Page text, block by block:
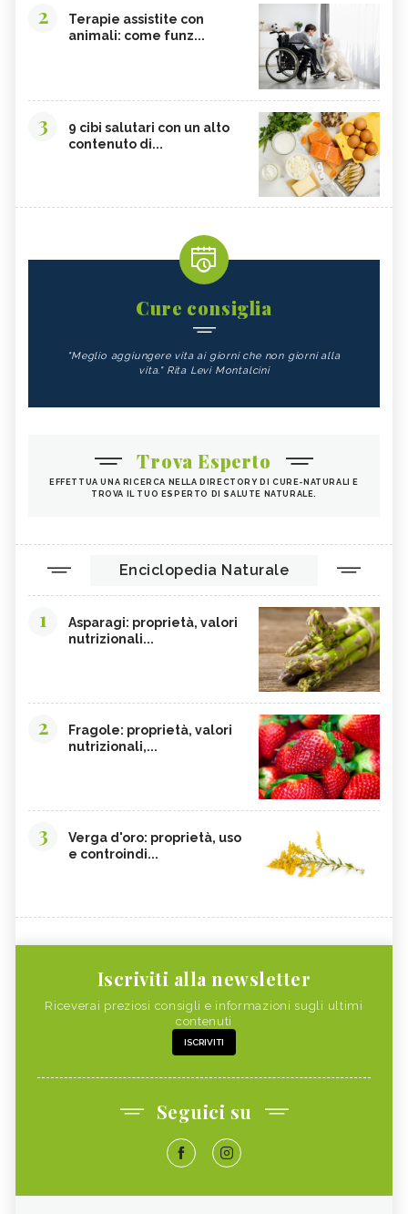
2
Terapie assistite con
animali: come funz...
3
9 cibi salutari con un alto
contenuto di...
Cure consiglia
"Meglio aggiungere vita ai giorni che non giorni alla
vita." Rita Levi Montalcini
Trova Esperto
EFFETTUA UNA RICERCA NELLA DIRECTORY DI CURE-NATURALI E
TROVA IL TUO ESPERTO DI SALUTE NATURALE.
Enciclopedia Naturale
1
Asparagi: proprietà, valori
nutrizionali...
2
Fragole: proprietà, valori
nutrizionali,...
3
Verga d'oro: proprietà, uso
e controindi...
Iscriviti alla newsletter
Riceverai preziosi consigli e informazioni sugli ultimi
contenuti
ISCRIVITI
Seguici su